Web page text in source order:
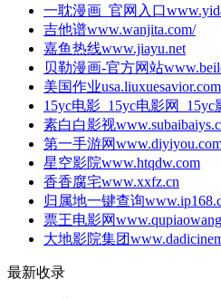
一耽漫画_官网入口
吉他谱www.wanjita.com/
嘉鱼热线www.jiayu.net
贝勒漫画-官方网站
美国作业
15yc电影_15yc电影网_15yc
素白白影视
第一手游网
星空影院www.htqdw.com
香香腐宅www.xxfz.cn
归属地一键查询
票王电影网
大地影院集团
最新收录